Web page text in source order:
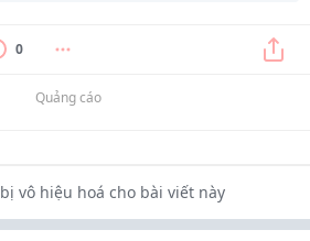
0
Quảng cáo
vô hiệu hoá cho bài viết này